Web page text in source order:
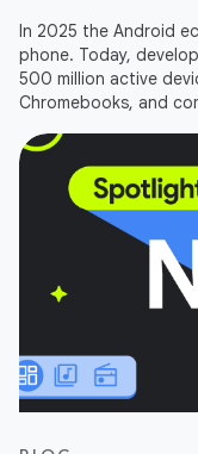
In 2025 the Android
phone. Today,
500 million active
Chromebooks, and